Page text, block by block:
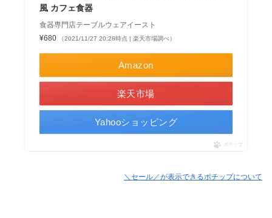
風 カフェ食器
食器専門店テーブルウェアイースト
¥680
（2021/11/27 20:28時点 | 楽天市場調べ）
Amazon
楽天市場
Yahooショッピング
ポチップ
＼セール／が表示できるポチップについて